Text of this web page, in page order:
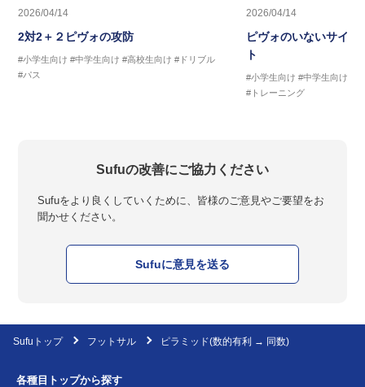
2026/04/14
2対2＋２ピヴォの攻防
#小学生向け #中学生向け #高校生向け #ドリブル
#パス
2026/04/14
ピヴォのいないサイド
ト
#小学生向け #中学生向け
#トレーニング
Sufuの改善にご協力ください
Sufuをより良くしていくために、皆様のご意見やご要望をお
聞かせください。
Sufuに意見を送る
Sufuトップ フットサル ピラミッド(数的有利 → 同数)
各種目トップから探す